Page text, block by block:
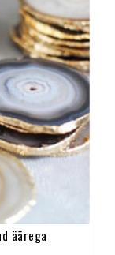
äärega